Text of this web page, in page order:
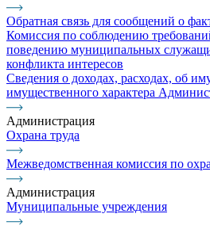
Обратная связь для сообщений о
Комиссия по соблюдению
поведению муниципальных
конфликта интересов
Сведения о доходах, расходах, об
имущественного характера
Администрация
Охрана труда
Межведомственная комиссия по
Администрация
Муниципальные учреждения